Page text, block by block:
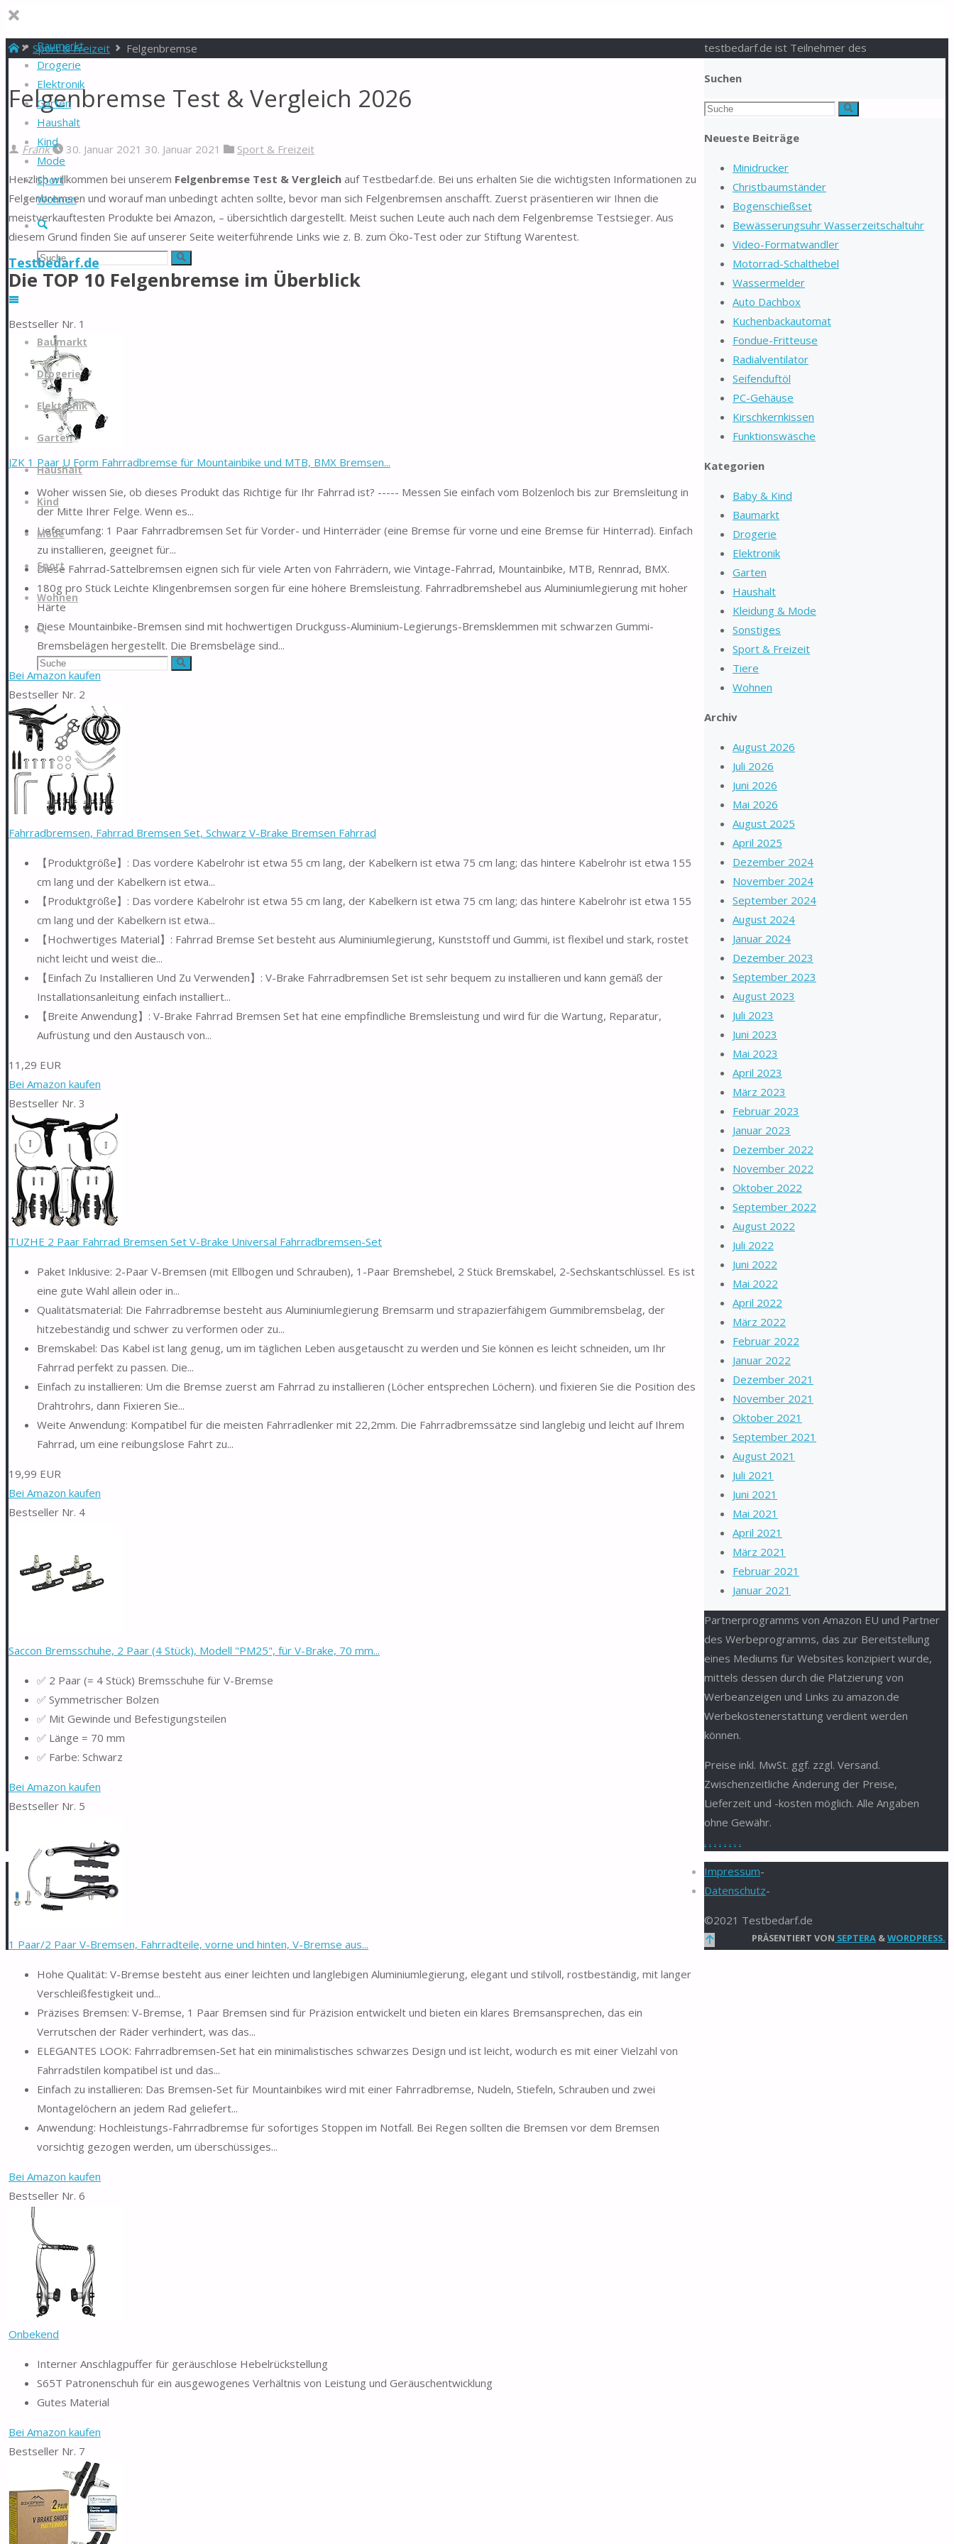
Baumarkt
Drogerie
Elektronik
Garten
Haushalt
Kind
Mode
Sport
Wohnen
Suche
Suchen
nach:
Suche
Testbedarf.de
springen
Baumarkt
Drogerie
Elektronik
Garten
Haushalt
Kind
Mode
Sport
Wohnen
Suche
Suchen
nach:
Suche
StartSport & Freizeit Felgenbremse
Felgenbremse Test & Vergleich 2026
Frank 30. Januar 2021 30. Januar 2021 Sport & Freizeit
Herzlich willkommen bei unserem Felgenbremse Test & Vergleich auf Testbedarf.de. Bei uns erhalten Sie die wichtigsten Informationen zu
Felgenbremsen und worauf man unbedingt achten sollte, bevor man sich Felgenbremsen anschafft. Zuerst präsentieren wir Ihnen die
meistverkauftesten Produkte bei Amazon, – übersichtlich dargestellt. Meist suchen Leute auch nach dem Felgenbremse Testsieger. Aus
diesem Grund finden Sie auf unserer Seite weiterführende Links wie z. B. zum Öko-Test oder zur Stiftung Warentest.
Die TOP 10 Felgenbremse im Überblick
Bestseller Nr. 1
JZK 1 Paar U Form Fahrradbremse für Mountainbike und MTB, BMX Bremsen...
Woher wissen Sie, ob dieses Produkt das Richtige für Ihr Fahrrad ist? ----- Messen Sie einfach vom Bolzenloch bis zur Bremsleitung in
der Mitte Ihrer Felge. Wenn es...
Lieferumfang: 1 Paar Fahrradbremsen Set für Vorder- und Hinterräder (eine Bremse für vorne und eine Bremse für Hinterrad). Einfach
zu installieren, geeignet für...
Diese Fahrrad-Sattelbremsen eignen sich für viele Arten von Fahrrädern, wie Vintage-Fahrrad, Mountainbike, MTB, Rennrad, BMX.
180g pro Stück Leichte Klingenbremsen sorgen für eine höhere Bremsleistung. Fahrradbremshebel aus Aluminiumlegierung mit hoher
Härte
Diese Mountainbike-Bremsen sind mit hochwertigen Druckguss-Aluminium-Legierungs-Bremsklemmen mit schwarzen Gummi-
Bremsbelägen hergestellt. Die Bremsbeläge sind...
Bei Amazon kaufen
Bestseller Nr. 2
Fahrradbremsen, Fahrrad Bremsen Set, Schwarz V-Brake Bremsen Fahrrad
【Produktgröße】: Das vordere Kabelrohr ist etwa 55 cm lang, der Kabelkern ist etwa 75 cm lang; das hintere Kabelrohr ist etwa 155
cm lang und der Kabelkern ist etwa...
【Produktgröße】: Das vordere Kabelrohr ist etwa 55 cm lang, der Kabelkern ist etwa 75 cm lang; das hintere Kabelrohr ist etwa 155
cm lang und der Kabelkern ist etwa...
【Hochwertiges Material】: Fahrrad Bremse Set besteht aus Aluminiumlegierung, Kunststoff und Gummi, ist flexibel und stark, rostet
nicht leicht und weist die...
【Einfach Zu Installieren Und Zu Verwenden】: V-Brake Fahrradbremsen Set ist sehr bequem zu installieren und kann gemäß der
Installationsanleitung einfach installiert...
【Breite Anwendung】: V-Brake Fahrrad Bremsen Set hat eine empfindliche Bremsleistung und wird für die Wartung, Reparatur,
Aufrüstung und den Austausch von...
11,29 EUR
Bei Amazon kaufen
Bestseller Nr. 3
TUZHE 2 Paar Fahrrad Bremsen Set V-Brake Universal Fahrradbremsen-Set
Paket Inklusive: 2-Paar V-Bremsen (mit Ellbogen und Schrauben), 1-Paar Bremshebel, 2 Stück Bremskabel, 2-Sechskantschlüssel. Es ist
eine gute Wahl allein oder in...
Qualitätsmaterial: Die Fahrradbremse besteht aus Aluminiumlegierung Bremsarm und strapazierfähigem Gummibremsbelag, der
hitzebeständig und schwer zu verformen oder zu...
Bremskabel: Das Kabel ist lang genug, um im täglichen Leben ausgetauscht zu werden und Sie können es leicht schneiden, um Ihr
Fahrrad perfekt zu passen. Die...
Einfach zu installieren: Um die Bremse zuerst am Fahrrad zu installieren (Löcher entsprechen Löchern). und fixieren Sie die Position des
Drahtrohrs, dann Fixieren Sie...
Weite Anwendung: Kompatibel für die meisten Fahrradlenker mit 22,2mm. Die Fahrradbremssätze sind langlebig und leicht auf Ihrem
Fahrrad, um eine reibungslose Fahrt zu...
19,99 EUR
Bei Amazon kaufen
Bestseller Nr. 4
Saccon Bremsschuhe, 2 Paar (4 Stück), Modell "PM25", für V-Brake, 70 mm...
✅ 2 Paar (= 4 Stück) Bremsschuhe für V-Bremse
✅ Symmetrischer Bolzen
✅ Mit Gewinde und Befestigungsteilen
✅ Länge = 70 mm
✅ Farbe: Schwarz
Bei Amazon kaufen
Bestseller Nr. 5
1 Paar/2 Paar V-Bremsen, Fahrradteile, vorne und hinten, V-Bremse aus...
Hohe Qualität: V-Bremse besteht aus einer leichten und langlebigen Aluminiumlegierung, elegant und stilvoll, rostbeständig, mit langer
Verschleißfestigkeit und...
Präzises Bremsen: V-Bremse, 1 Paar Bremsen sind für Präzision entwickelt und bieten ein klares Bremsansprechen, das ein
Verrutschen der Räder verhindert, was das...
ELEGANTES LOOK: Fahrradbremsen-Set hat ein minimalistisches schwarzes Design und ist leicht, wodurch es mit einer Vielzahl von
Fahrradstilen kompatibel ist und das...
Einfach zu installieren: Das Bremsen-Set für Mountainbikes wird mit einer Fahrradbremse, Nudeln, Stiefeln, Schrauben und zwei
Montagelöchern an jedem Rad geliefert...
Anwendung: Hochleistungs-Fahrradbremse für sofortiges Stoppen im Notfall. Bei Regen sollten die Bremsen vor dem Bremsen
vorsichtig gezogen werden, um überschüssiges...
Bei Amazon kaufen
Bestseller Nr. 6
Onbekend
Interner Anschlagpuffer für geräuschlose Hebelrückstellung
S65T Patronenschuh für ein ausgewogenes Verhältnis von Leistung und Geräuschentwicklung
Gutes Material
Bei Amazon kaufen
Bestseller Nr. 7
Suchen
Suchen
Suche
Neueste Beiträge
Minidrucker
Christbaumständer
Bogenschießset
Bewässerungsuhr Wasserzeitschaltuhr
Video-Formatwandler
Motorrad-Schalthebel
Wassermelder
Auto Dachbox
Kuchenbackautomat
Fondue-Fritteuse
Radialventilator
Seifenduftöl
PC-Gehäuse
Kirschkernkissen
Funktionswäsche
Kategorien
Baby & Kind
Baumarkt
Drogerie
Elektronik
Garten
Haushalt
Kleidung & Mode
Sonstiges
Sport & Freizeit
Tiere
Wohnen
Archiv
August 2026
Juli 2026
Juni 2026
Mai 2026
August 2025
April 2025
Dezember 2024
November 2024
September 2024
August 2024
Januar 2024
Dezember 2023
September 2023
August 2023
Juli 2023
Juni 2023
Mai 2023
April 2023
März 2023
Februar 2023
Januar 2023
Dezember 2022
November 2022
Oktober 2022
September 2022
August 2022
Juli 2022
Juni 2022
Mai 2022
April 2022
März 2022
Februar 2022
Januar 2022
Dezember 2021
November 2021
Oktober 2021
September 2021
August 2021
Juli 2021
Juni 2021
Mai 2021
April 2021
März 2021
Februar 2021
Januar 2021
testbedarf.de ist Teilnehmer des
Partnerprogramms von Amazon EU und Partner
des Werbeprogramms, das zur Bereitstellung
eines Mediums für Websites konzipiert wurde,
mittels dessen durch die Platzierung von
Werbeanzeigen und Links zu amazon.de
Werbekostenerstattung verdient werden
können.
Preise inkl. MwSt. ggf. zzgl. Versand.
Zwischenzeitliche Änderung der Preise,
Lieferzeit und -kosten möglich. Alle Angaben
ohne Gewähr.
. . . . . . . .
Impressum-
Datenschutz-
©2021 Testbedarf.de
PRÄSENTIERT VON SEPTERA &WORDPRESS.
Zurück